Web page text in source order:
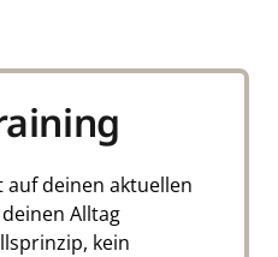
auf deinen aktuellen
Alltag
kein